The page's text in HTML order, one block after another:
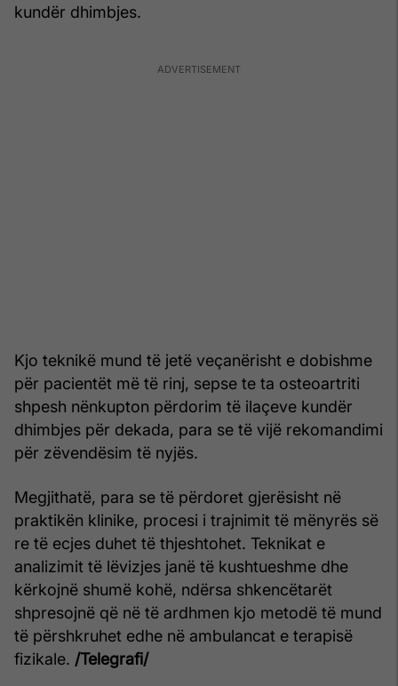
kundër dhimbjes.
Kjo teknikë mund të jetë veçanërisht e dobishme
për pacientët më të rinj, sepse te ta osteoartriti
shpesh nënkupton përdorim të ilaçeve kundër
dhimbjes për dekada, para se të vijë rekomandimi
për zëvendësim të nyjës.
Megjithatë, para se të përdoret gjerësisht në
praktikën klinike, procesi i trajnimit të mënyrës së
re të ecjes duhet të thjeshtohet. Teknikat e
analizimit të lëvizjes janë të kushtueshme dhe
kërkojnë shumë kohë, ndërsa shkencëtarët
shpresojnë që në të ardhmen kjo metodë të mund
të përshkruhet edhe në ambulancat e terapisë
fizikale. /Telegrafi/